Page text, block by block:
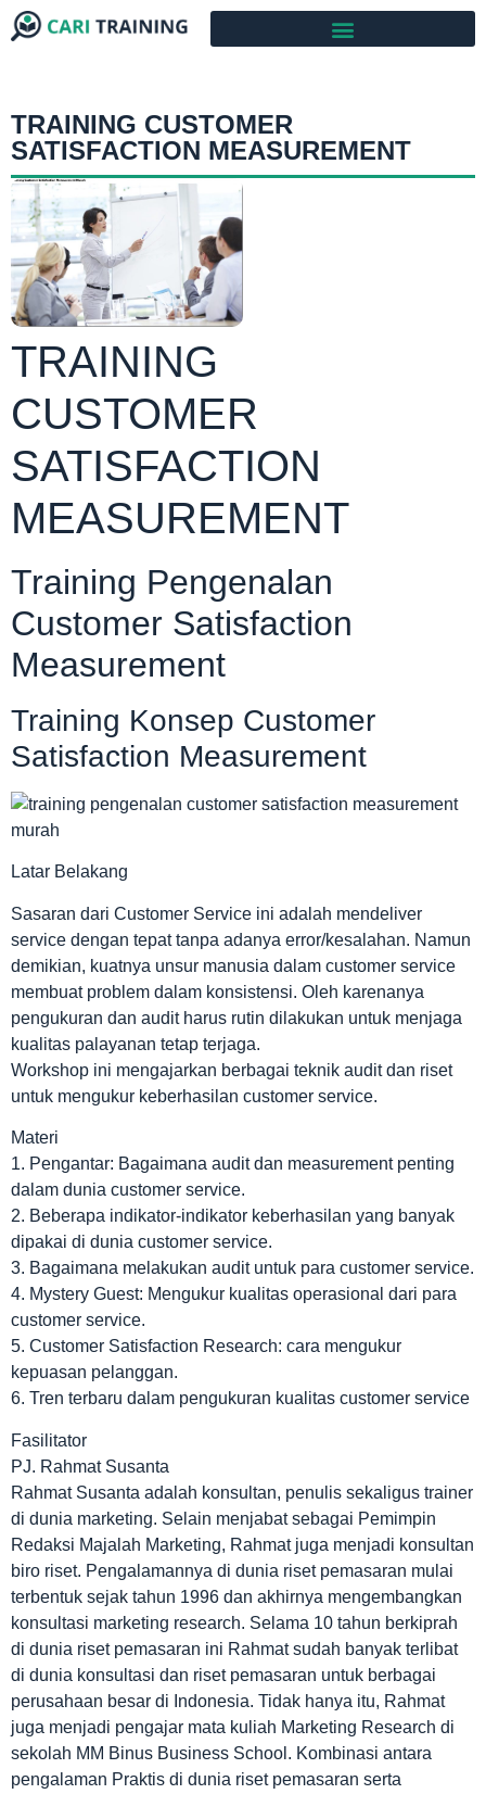
TRAINING CUSTOMER
SATISFACTION MEASUREMENT
TRAINING
CUSTOMER
SATISFACTION
MEASUREMENT
Training Pengenalan
Customer Satisfaction
Measurement
Training Konsep Customer
Satisfaction Measurement
Latar Belakang
Sasaran dari Customer Service ini adalah mendeliver
service dengan tepat tanpa adanya error/kesalahan. Namun
demikian, kuatnya unsur manusia dalam customer service
membuat problem dalam konsistensi. Oleh karenanya
pengukuran dan audit harus rutin dilakukan untuk menjaga
kualitas palayanan tetap terjaga.
Workshop ini mengajarkan berbagai teknik audit dan riset
untuk mengukur keberhasilan customer service.
Materi
1. Pengantar: Bagaimana audit dan measurement penting
dalam dunia customer service.
2. Beberapa indikator-indikator keberhasilan yang banyak
dipakai di dunia customer service.
3. Bagaimana melakukan audit untuk para customer service.
4. Mystery Guest: Mengukur kualitas operasional dari para
customer service.
5. Customer Satisfaction Research: cara mengukur
kepuasan pelanggan.
6. Tren terbaru dalam pengukuran kualitas customer service
Fasilitator
PJ. Rahmat Susanta
Rahmat Susanta adalah konsultan, penulis sekaligus trainer
di dunia marketing. Selain menjabat sebagai Pemimpin
Redaksi Majalah Marketing, Rahmat juga menjadi konsultan
biro riset. Pengalamannya di dunia riset pemasaran mulai
terbentuk sejak tahun 1996 dan akhirnya mengembangkan
konsultasi marketing research. Selama 10 tahun berkiprah
di dunia riset pemasaran ini Rahmat sudah banyak terlibat
di dunia konsultasi dan riset pemasaran untuk berbagai
perusahaan besar di Indonesia. Tidak hanya itu, Rahmat
juga menjadi pengajar mata kuliah Marketing Research di
sekolah MM Binus Business School. Kombinasi antara
pengalaman Praktis di dunia riset pemasaran serta